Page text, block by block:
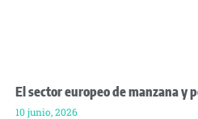
El sector europeo de manzana y
10 junio, 2026